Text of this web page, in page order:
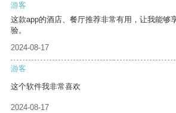
游客
这款app的酒店、餐厅推荐非常有用，让我能够
验。
2024-08-17
游客
这个软件我非常喜欢
2024-08-17